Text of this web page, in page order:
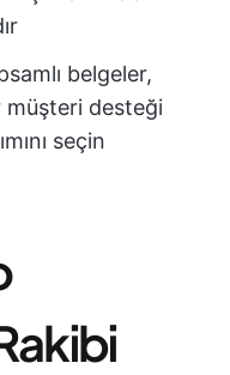
belgeler,
desteği
seçin